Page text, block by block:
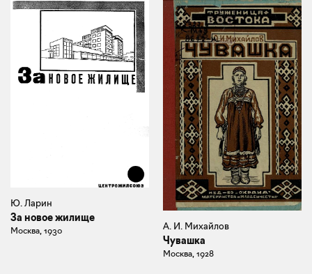
Ю. Ларин
За новое жилище
Москва, 1930 А. И. Михайлов
Чувашка
Москва, 1928